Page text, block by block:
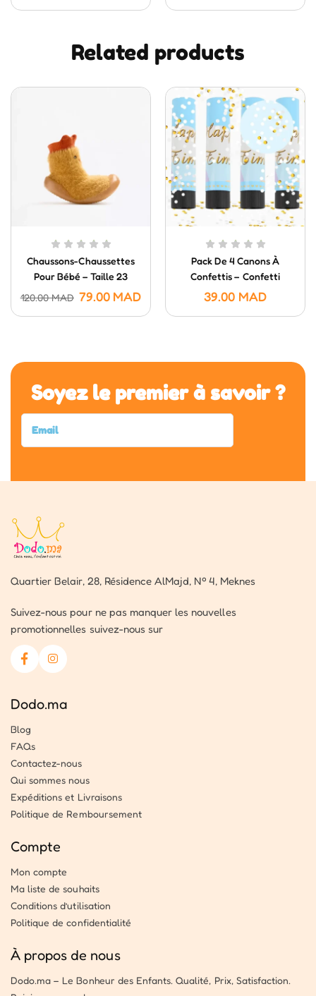
Related products
Chaussons-Chaussettes
Pour Bébé – Taille 23
120.00MAD 79.00 MAD
Pack De 4 Canons À
Confettis – Confetti
Poppers (20 Cm)
39.00 MAD
Soyez le premier à savoir ?
Quartier Belair, 28, Résidence AlMajd, Nº 4, Meknes
Suivez-nous pour ne pas manquer les nouvelles
promotionnelles suivez-nous sur
Dodo.ma
Blog
FAQs
Contactez-nous
Qui sommes nous
Expéditions et Livraisons
Politique de Remboursement
Compte
Mon compte
Ma liste de souhaits
Conditions d’utilisation
Politique de confidentialité
À propos de nous
Dodo.ma – Le Bonheur des Enfants. Qualité, Prix, Satisfaction.